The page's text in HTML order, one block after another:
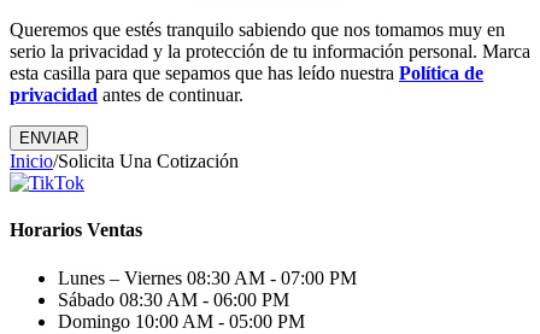
Queremos que estés tranquilo sabiendo que nos tomamos muy en
serio la privacidad y la protección de tu información personal. Marca
esta casilla para que sepamos que has leído nuestra Política de
privacidad antes de continuar.
Inicio/Solicita Una Cotización
Horarios Ventas
Lunes – Viernes 08:30 AM - 07:00 PM
Sábado 08:30 AM - 06:00 PM
Domingo 10:00 AM - 05:00 PM